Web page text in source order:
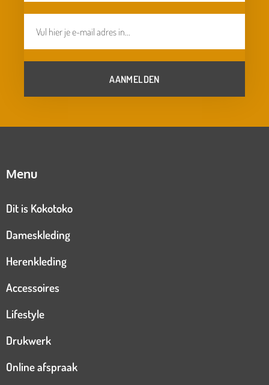
AANMELDEN
Menu
Dit is Kokotoko
Dameskleding
Herenkleding
Accessoires
Lifestyle
Drukwerk
Online afspraak